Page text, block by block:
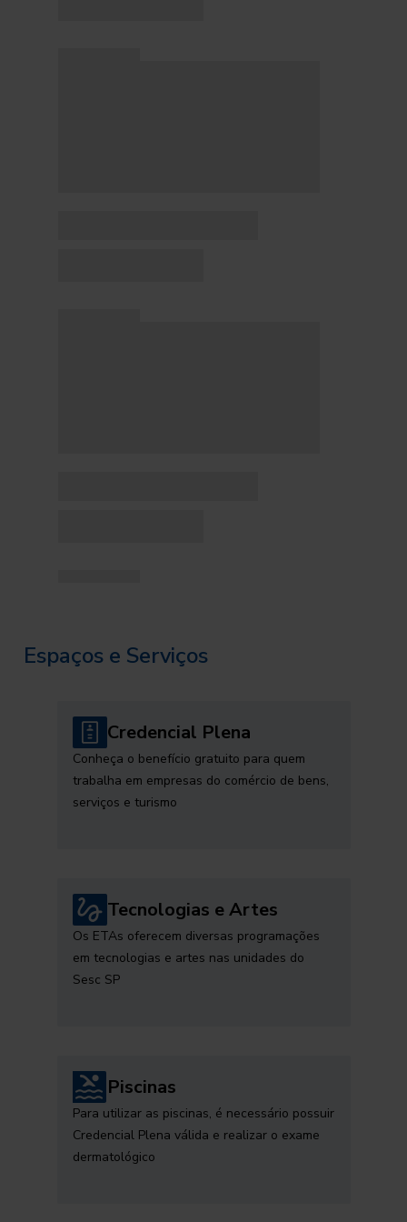
Espaços e Serviços
Credencial Plena
Conheça o benefício gratuito para quem
trabalha em empresas do comércio de bens,
serviços e turismo
Tecnologias e Artes
Os ETAs oferecem diversas programações
em tecnologias e artes nas unidades do
Sesc SP
Piscinas
Para utilizar as piscinas, é necessário possuir
Credencial Plena válida e realizar o exame
dermatológico